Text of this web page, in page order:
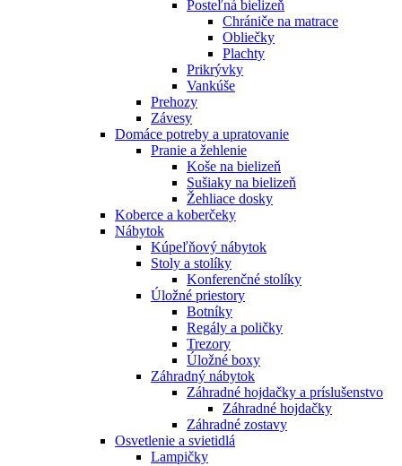
Posteľná bielizeň
Chrániče na matrace
Obliečky
Plachty
Prikrývky
Vankúše
Prehozy
Závesy
Domáce potreby a upratovanie
Pranie a žehlenie
Koše na bielizeň
Sušiaky na bielizeň
Žehliace dosky
Koberce a koberčeky
Nábytok
Kúpeľňový nábytok
Stoly a stolíky
Konferenčné stolíky
Úložné priestory
Botníky
Regály a poličky
Trezory
Úložné boxy
Záhradný nábytok
Záhradné hojdačky a príslušenstvo
Záhradné hojdačky
Záhradné zostavy
Osvetlenie a svietidlá
Lampičky